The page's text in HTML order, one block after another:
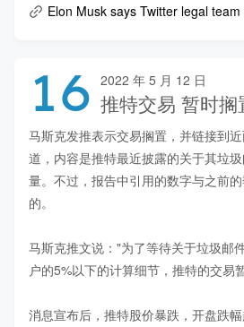
Elon Musk says Twitter legal team
16 2022 年 5 月 12 日
推特交易 暂时搁
马斯克发推表示交易搁置，并链接到
道，内容是推特最近披露的关于其垃
量。不过，报告中引用的数字与之前
的。
马斯克推文说："为了等待关于垃圾邮
户的5%以下的计算细节，推特的交易
消息宣布后，推特股价暴跌，开盘跌